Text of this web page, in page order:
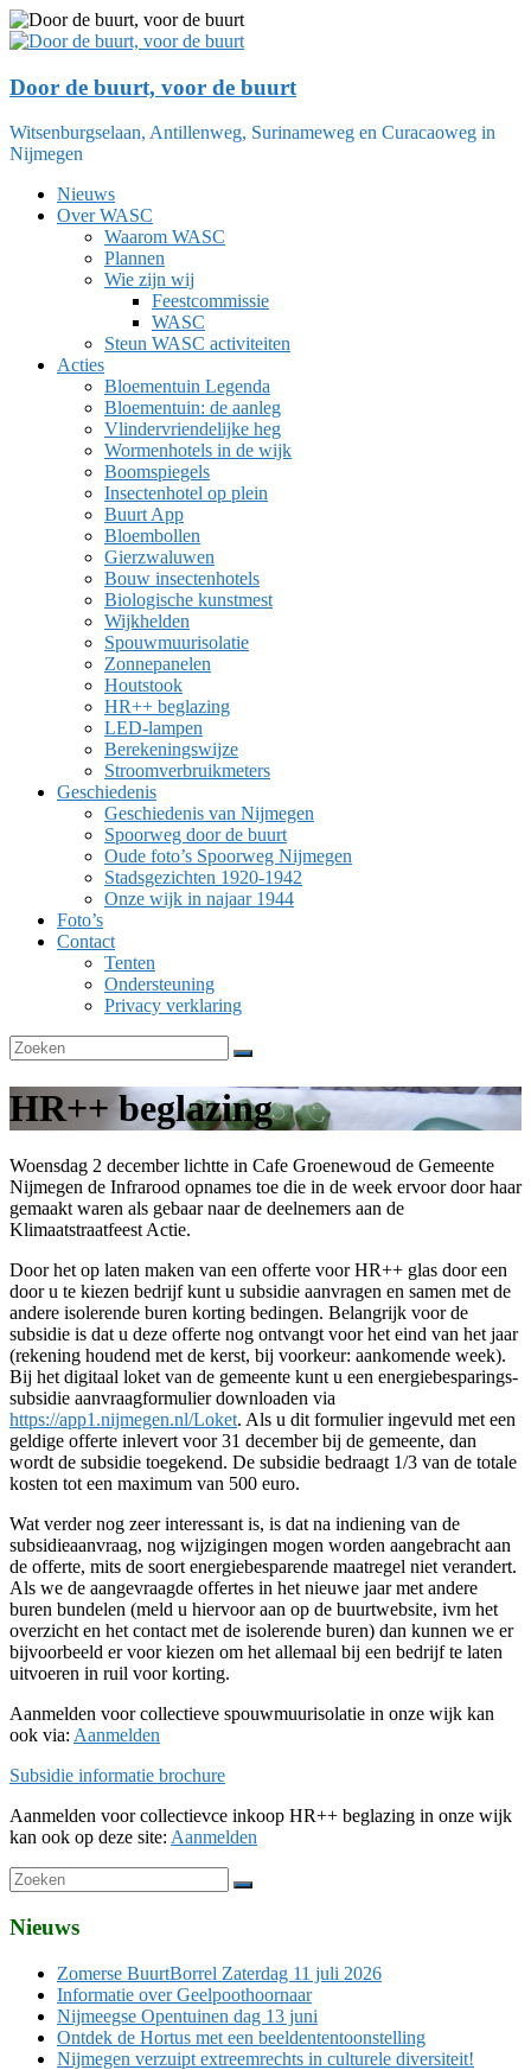
Ga
naar
inhoud
Door de buurt, voor de buurt
Witsenburgselaan, Antillenweg, Surinameweg en Curacaoweg in
Nijmegen
Nieuws
Over WASC
Waarom WASC
Plannen
Wie zijn wij
Feestcommissie
WASC
Steun WASC activiteiten
Acties
Bloementuin Legenda
Bloementuin: de aanleg
Vlindervriendelijke heg
Wormenhotels in de wijk
Boomspiegels
Insectenhotel op plein
Buurt App
Bloembollen
Gierzwaluwen
Bouw insectenhotels
Biologische kunstmest
Wijkhelden
Spouwmuurisolatie
Zonnepanelen
Houtstook
HR++ beglazing
LED-lampen
Berekeningswijze
Stroomverbruikmeters
Geschiedenis
Geschiedenis van Nijmegen
Spoorweg door de buurt
Oude foto’s Spoorweg Nijmegen
Stadsgezichten 1920-1942
Onze wijk in najaar 1944
Foto’s
Contact
Tenten
Ondersteuning
Privacy verklaring
HR++ beglazing
Woensdag 2 december lichtte in Cafe Groenewoud de Gemeente
Nijmegen de Infrarood opnames toe die in de week ervoor door haar
gemaakt waren als gebaar naar de deelnemers aan de
Klimaatstraatfeest Actie.
Door het op laten maken van een offerte voor HR++ glas door een
door u te kiezen bedrijf kunt u subsidie aanvragen en samen met de
andere isolerende buren korting bedingen. Belangrijk voor de
subsidie is dat u deze offerte nog ontvangt voor het eind van het jaar
(rekening houdend met de kerst, bij voorkeur: aankomende week).
Bij het digitaal loket van de gemeente kunt u een energiebesparings-
subsidie aanvraagformulier downloaden via
https://app1.nijmegen.nl/Loket. Als u dit formulier ingevuld met een
geldige offerte inlevert voor 31 december bij de gemeente, dan
wordt de subsidie toegekend. De subsidie bedraagt 1/3 van de totale
kosten tot een maximum van 500 euro.
Wat verder nog zeer interessant is, is dat na indiening van de
subsidieaanvraag, nog wijzigingen mogen worden aangebracht aan
de offerte, mits de soort energiebesparende maatregel niet verandert.
Als we de aangevraagde offertes in het nieuwe jaar met andere
buren bundelen (meld u hiervoor aan op de buurtwebsite, ivm het
overzicht en het contact met de isolerende buren) dan kunnen we er
bijvoorbeeld er voor kiezen om het allemaal bij een bedrijf te laten
uitvoeren in ruil voor korting.
Aanmelden voor collectieve spouwmuurisolatie in onze wijk kan
ook via: Aanmelden
Subsidie informatie brochure
Aanmelden voor collectievce inkoop HR++ beglazing in onze wijk
kan ook op deze site: Aanmelden
Nieuws
Zomerse BuurtBorrel Zaterdag 11 juli 2026
Informatie over Geelpoothoornaar
Nijmeegse Opentuinen dag 13 juni
Ontdek de Hortus met een beeldententoonstelling
Nijmegen verzuipt extreemrechts in culturele diversiteit!